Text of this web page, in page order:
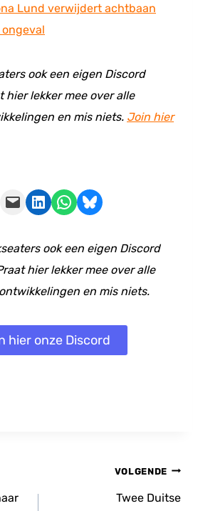
Lund verwijdert achtbaan
ook een eigen Discord
hier lekker mee over alle
en mis niets. Join hier
Deze pagina e-mailen Delen op LinkedIn Delen via WhatsApp Share on Bluesky
ook een eigen Discord
hier lekker mee over alle
en mis niets.
hier onze Discord
VOLGENDE
Twee Duitse